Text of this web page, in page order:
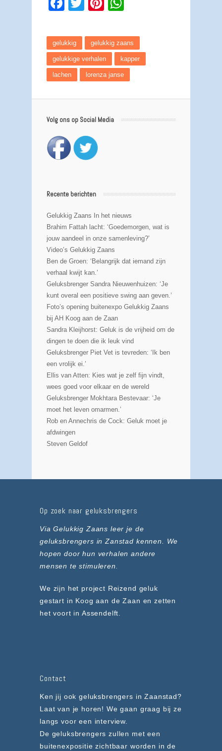
gelukkig gelukkig zaans
gelukkige verhalen kapper
lachen lorenza janse
Volg ons op Social Media
Recente berichten
Gelukkig Zaans In het nieuws
Brahim Fattah lacht: ‘Goedemorgen, wat is
jouw aandeel in onze samenleving?’
Video’s Gelukkig Zaans
Ben de Groen: ‘Belangrijk dat iemand zijn
verhaal kwijt kan.’
Geluksbrenger Sandra Nieuwenhuizen: ‘Je
kunt overal een positieve swing aan geven.’
Foto’s opening buitenexpo Gelukkig Zaans
bij AH Koog aan de Zaan
Sandra Kleijhorst: Geluk is de vrijheid om de
dingen te doen die ik leuk vind
Geluksbrenger Piet Vet is tevreden: ‘Ik ben
een vrolijk ei.’
Ellis van Atten: Kies wat je zelf fijn vindt,
wees goed voor elkaar en de wereld
Geluksbrenger Mokhtara Bestevaar: ‘Je
moet het leven omarmen.’
Rob en Annechris de Cock: Geluk moet je
afdwingen
Steven Geldof
Op zoek naar geluksbrengers
Via Gelukkig Zaans leer je de
geluksbrengers in Zanstad kennen. We
hopen door hun verhalen andere
mensen te stimuleren.
We zijn het project Reizend geluk
gestart in Koog aan de Zaan en zetten
het voort in Assendelft.
Contact
Ken jij ook geluksbrengers in Zaanstad?
Laat van je horen! We gaan graag bij ze
langs voor een interview.
De geluksbrengers zullen met een
buitenexpositie zichtbaar worden in de